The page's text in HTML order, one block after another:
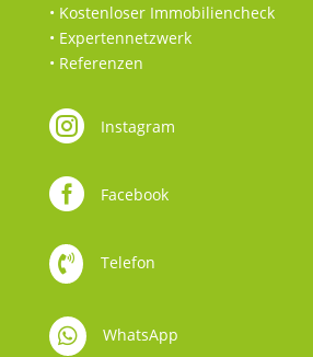
• Kostenloser Immobiliencheck
• Expertennetzwerk
• Referenzen
 Instagram
 Facebook
 Telefon
 WhatsApp